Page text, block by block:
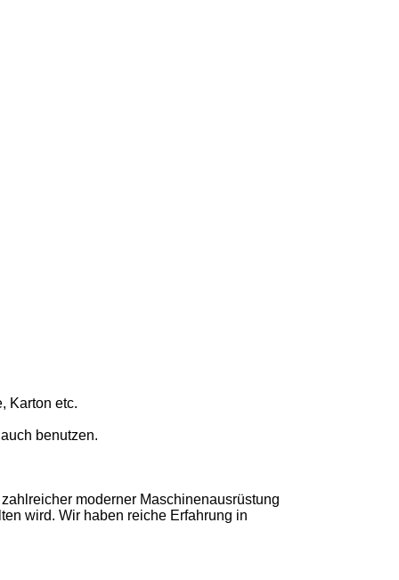
Karton etc.
benutzen.
moderner Maschinenausrüstung
wird. Wir haben reiche Erfahrung in